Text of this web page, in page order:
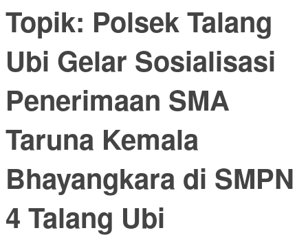
Topik: Polsek Talang
Ubi Gelar Sosialisasi
Penerimaan SMA
Taruna Kemala
Bhayangkara di SMPN
4 Talang Ubi